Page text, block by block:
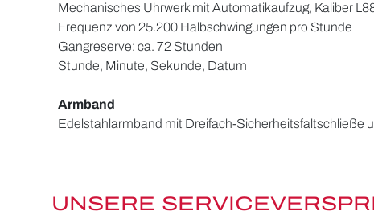
Mechanisches Uhrwerk mit Automatikaufzug, Kaliber
Frequenz von 25.200 Halbschwingungen pro Stunde
Gangreserve: ca. 72 Stunden
Stunde, Minute, Sekunde, Datum
Armband
Edelstahlarmband mit Dreifach-Sicherheitsfaltschließe
UNSERE